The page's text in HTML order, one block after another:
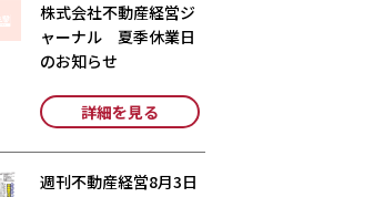
株式会社不動産経営ジ
ャーナル 夏季休業日
のお知らせ
詳細を見る
週刊不動産経営8月3日